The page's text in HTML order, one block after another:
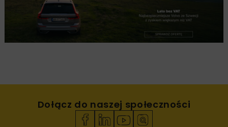
Dołącz do naszej społeczności